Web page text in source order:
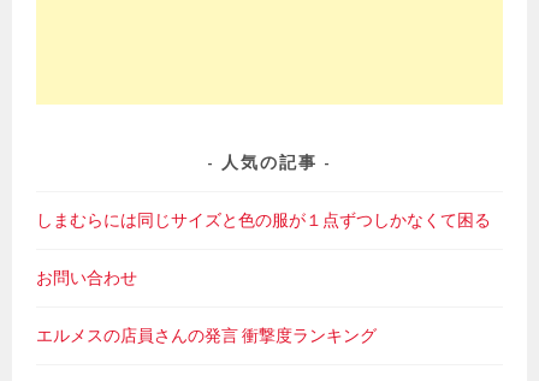
人気の記事
しまむらには同じサイズと色の服が１点ずつしかなくて困る
お問い合わせ
エルメスの店員さんの発言 衝撃度ランキング